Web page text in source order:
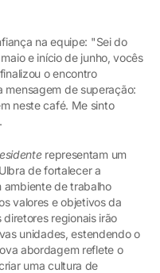
na equipe: "Sei do
e início de junho, vocês
o encontro
de superação:
neste café. Me sinto
representam um
de fortalecer a
ambiente de trabalho
valores e objetivos da
regionais irão
unidades, estendendo o
abordagem reflete o
uma cultura de